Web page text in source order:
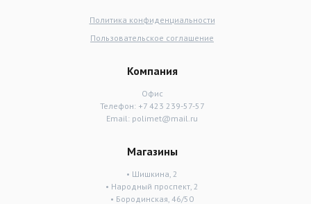
Политика конфиденциальности
Пользовательское соглашение
Компания
Офис
Телефон: +7 423 239-57-57
Email: polimet@mail.ru
Магазины
• Шишкина, 2
• Народный проспект, 2
• Бородинская, 46/50